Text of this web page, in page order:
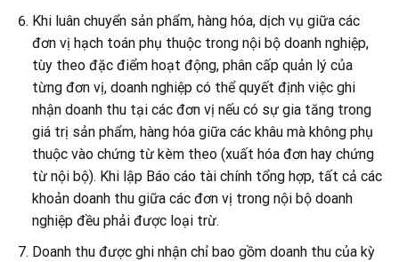
Khi luân chuyển sản phẩm, hàng hóa, dịch vụ giữa các
đơn vị hạch toán phụ thuộc trong nội bộ doanh nghiệp,
tùy theo đặc điểm hoạt động, phân cấp quản lý của
từng đơn vị, doanh nghiệp có thể quyết định việc ghi
nhận doanh thu tại các đơn vị nếu có sự gia tăng trong
giá trị sản phẩm, hàng hóa giữa các khâu mà không phụ
thuộc vào chứng từ kèm theo (xuất hóa đơn hay chứng
từ nội bộ). Khi lập Báo cáo tài chính tổng hợp, tất cả các
khoản doanh thu giữa các đơn vị trong nội bộ doanh
nghiệp đều phải được loại trừ.
Doanh thu được ghi nhận chỉ bao gồm doanh thu của kỳ